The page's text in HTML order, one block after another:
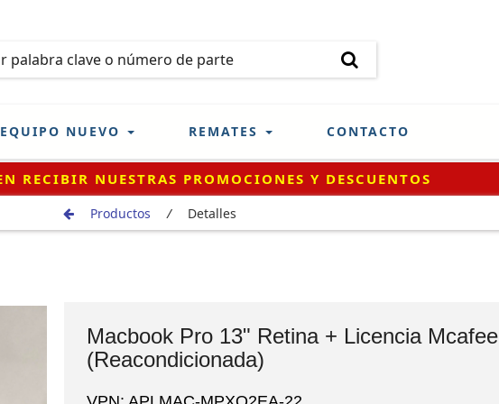
EQUIPO NUEVO REMATES CONTACTO
¡REGÍSTRATE!
Productos / Detalles
Macbook Pro 13" Retina + Licencia Mcafee
(Reacondicionada)